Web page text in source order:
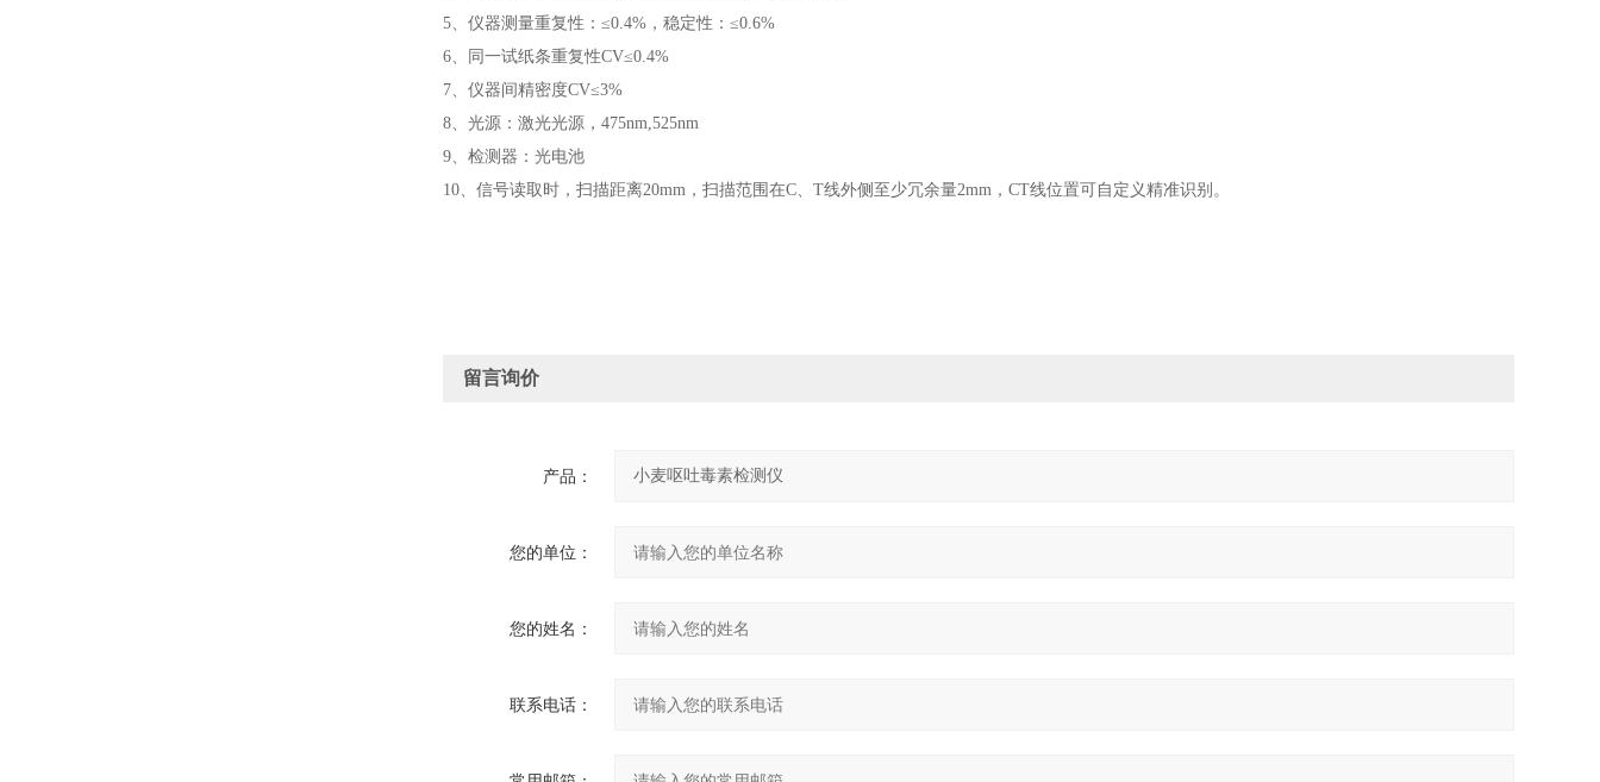
5、仪器测量重复性：≤0.4%，稳定性：≤0.6%
6、同一试纸条重复性CV≤0.4%
7、仪器间精密度CV≤3%
8、光源：激光光源，475nm,525nm
9、检测器：光电池
10、信号读取时，扫描距离20mm，扫描范围在C、T线外侧至少冗余量2mm，CT线位置可自定义精准识别。
留言询价
产品：
您的单位：
您的姓名：
联系电话：